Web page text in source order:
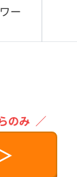
ー
のみ ／